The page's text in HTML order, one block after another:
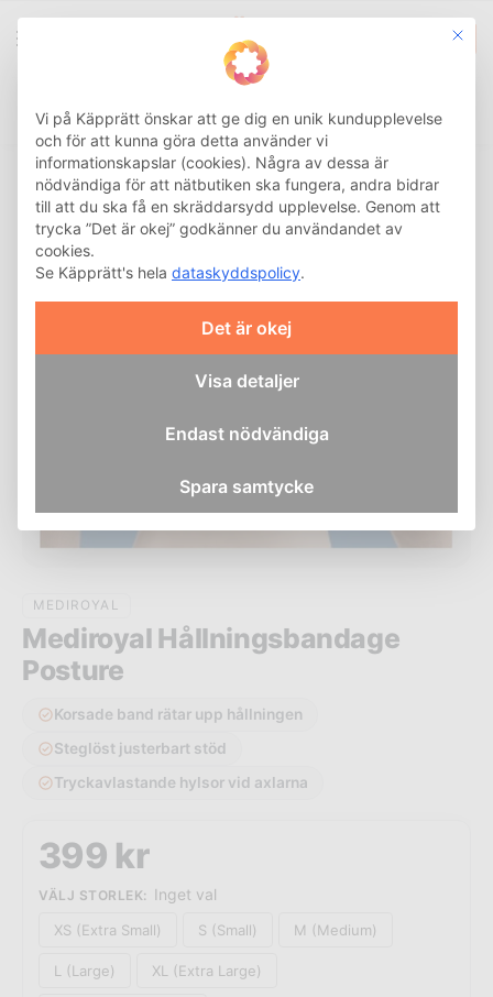
0
MEDIROYAL
Mediroyal Hållningsbandage
Posture
Korsade band rätar upp hållningen
Steglöst justerbart stöd
Tryckavlastande hylsor vid axlarna
399 kr
VÄLJ STORLEK: Inget val
XS (Extra Small) S (Small) M (Medium)
L (Large) XL (Extra Large)
This
Vi på Käpprätt önskar att ge dig en unik kundupplevelse
och för att kunna göra detta använder vi
informationskapslar (cookies). Några av dessa är
nödvändiga för att nätbutiken ska fungera, andra bidrar
till att du ska få en skräddarsydd upplevelse. Genom att
trycka ”Det är okej” godkänner du användandet av
cookies.
Se Käpprätt's hela dataskyddspolicy.
Det är okej
Visa detaljer
Endast nödvändiga
Spara samtycke